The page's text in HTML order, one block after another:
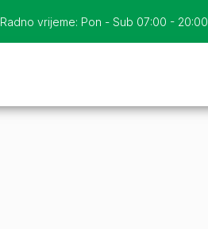
Radno vrijeme: Pon - Sub 07:00 - 20:00